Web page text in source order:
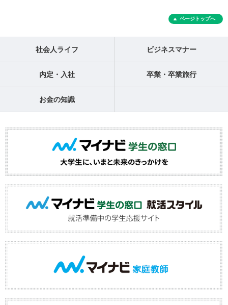
ページトップへ
社会人ライフ ビジネスマナー
内定・入社 卒業・卒業旅行
お金の知識